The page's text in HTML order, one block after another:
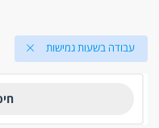
עבודה בשעות גמישות